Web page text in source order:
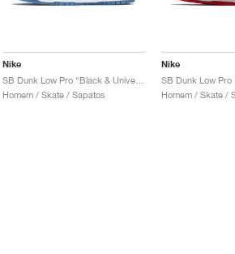
Nike
Homem / Skate / Sapatos
Nike
SB Dunk Low
Homem / Skate /